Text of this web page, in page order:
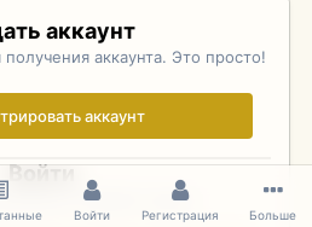
аккаунт
аккаунта. Это просто!
аккаунт
Войти
Войдите здесь.
Войти Регистрация Больше